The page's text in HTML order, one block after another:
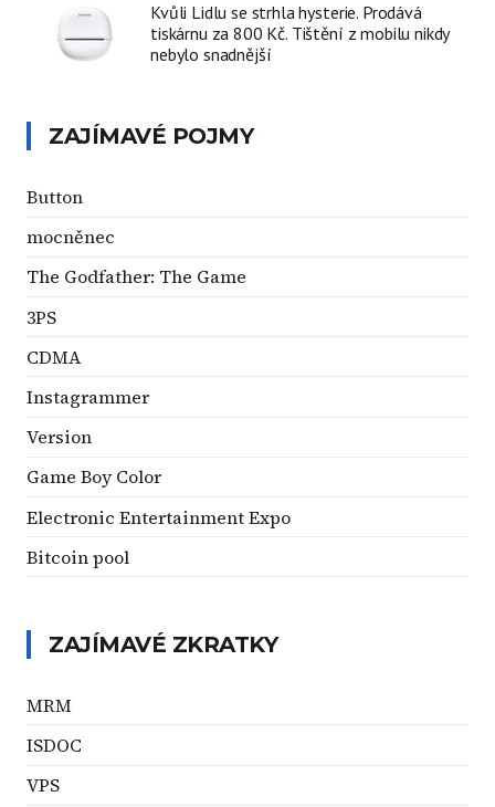
Kvůli Lidlu se strhla hysterie. Prodává
tiskárnu za 800 Kč. Tištění z mobilu nikdy
nebylo snadnější
ZAJÍMAVÉ POJMY
Button
mocněnec
The Godfather: The Game
3PS
CDMA
Instagrammer
Version
Game Boy Color
Electronic Entertainment Expo
Bitcoin pool
ZAJÍMAVÉ ZKRATKY
MRM
ISDOC
VPS